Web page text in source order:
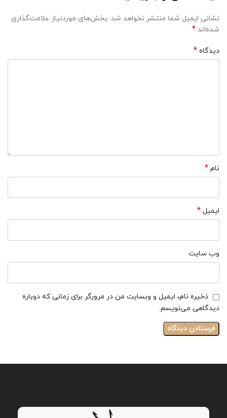
نشانی ایمیل شما منتشر نخواهد شد. بخش‌های موردنیاز علامت‌گذاری
شده‌اند *
دیدگاه *
نام *
ایمیل *
وب‌ سایت
ذخیره نام، ایمیل و وبسایت من در مرورگر برای زمانی که دوباره
دیدگاهی می‌نویسم.